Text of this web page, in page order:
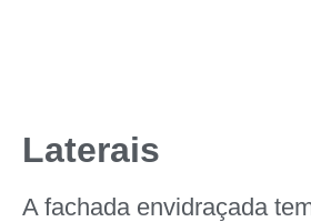
Laterais
A fachada envidraçada